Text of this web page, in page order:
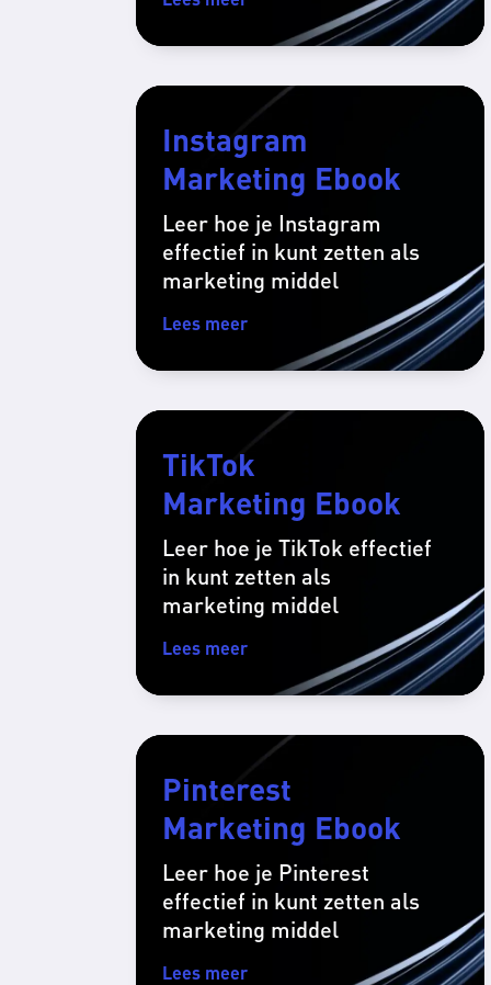
Instagram
Marketing Ebook
Leer hoe je Instagram
effectief in kunt zetten als
marketing middel
Lees meer
TikTok
Marketing Ebook
Leer hoe je TikTok effectief
in kunt zetten als
marketing middel
Lees meer
Pinterest
Marketing Ebook
Leer hoe je Pinterest
effectief in kunt zetten als
marketing middel
Lees meer